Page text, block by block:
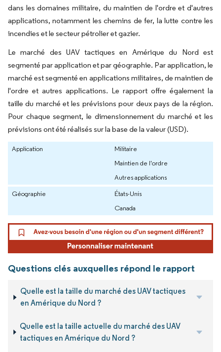
dans les domaines militaire, du maintien de l'ordre et d'autres
applications, notamment les chemins de fer, la lutte contre les
incendies et le secteur pétrolier et gazier.
Le marché des UAV tactiques en Amérique du Nord est
segmenté par application et par géographie. Par application, le
marché est segmenté en applications militaires, de maintien de
l'ordre et autres applications. Le rapport offre également la
taille du marché et les prévisions pour deux pays de la région.
Pour chaque segment, le dimensionnement du marché et les
prévisions ont été réalisés sur la base de la valeur (USD).
Application
Militaire
Maintien de l'ordre
Autres applications
Géographie
États-Unis
Canada
Questions clés auxquelles répond le rapport
Quelle est la taille du marché des UAV tactiques
en Amérique du Nord ?
Quelle est la taille actuelle du marché des UAV
tactiques en Amérique du Nord ?